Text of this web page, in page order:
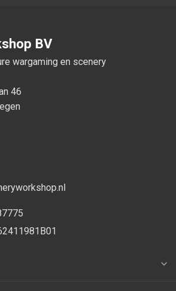
BV
wargaming en scenery
46